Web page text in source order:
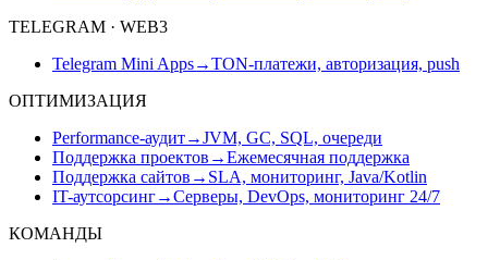
TELEGRAM · WEB3
Telegram Mini Apps→TON-платежи, авторизация, push
ОПТИМИЗАЦИЯ
Performance-аудит→JVM, GC, SQL, очереди
Поддержка проектов →Ежемесячная поддержка
Поддержка сайтов → SLA, мониторинг, Java/Kotlin
IT-аутсорсинг→Серверы, DevOps, мониторинг 24/7
КОМАНДЫ